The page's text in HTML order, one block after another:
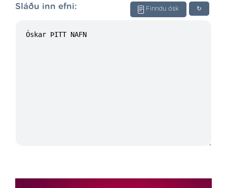
↻
Finndu ósk
Sláðu inn efni: